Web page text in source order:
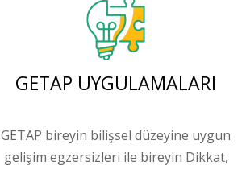
GETAP UYGULAMALARI
GETAP bireyin bilişsel düzeyine uygun
gelişim egzersizleri ile bireyin Dikkat,